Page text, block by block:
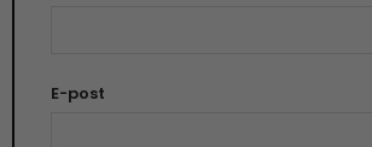
E-post